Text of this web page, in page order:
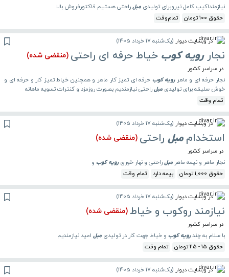
نیازمنداکیپ کامل نیروبرای تولیدی مبلراحتی هستیم فاکتورفروش بالا
حقوق 100 تومان
تمام‌وقت
در وبسایت دیوار (یک‌شنبه 17 خرداد 1405 )
نجاررویه کوب خیاط حرفه ای راحتی (منقضی شده)
در سراسر کشور
نجار حرفه ای و ماهررویه کوب حرفه ای تمیز کار ماهر و همچنین خیاط تمیز کار و حرفه ای و
خوش سلیقه برای تولیدی مبلراحتی نیازمندیم بصورت روزمزد و کنترات تسویه ماهانه
تمام وقت
در وبسایت دیوار (یک‌شنبه 17 خرداد 1405 )
استخداممبل راحتی (منقضی شده)
در سراسر کشور
نجار ماهر و نیمه ماهر مبلراحتی و نهار خوریرویه کوب و
حقوق 1,000 تومان
بیمه دارد تمام وقت
در وبسایت دیوار (یک‌شنبه 17 خرداد 1405 )
نیازمند روکوب و خیاط (منقضی شده)
در سراسر کشور
با سلام به چندرویه کوب و خیاط جهت کار در تولیدی مبل امید نیازمندیم
حقوق 15 - 25 تومان
تمام وقت
در وبسایت دیوار (یک‌شنبه 17 خرداد 1405 )